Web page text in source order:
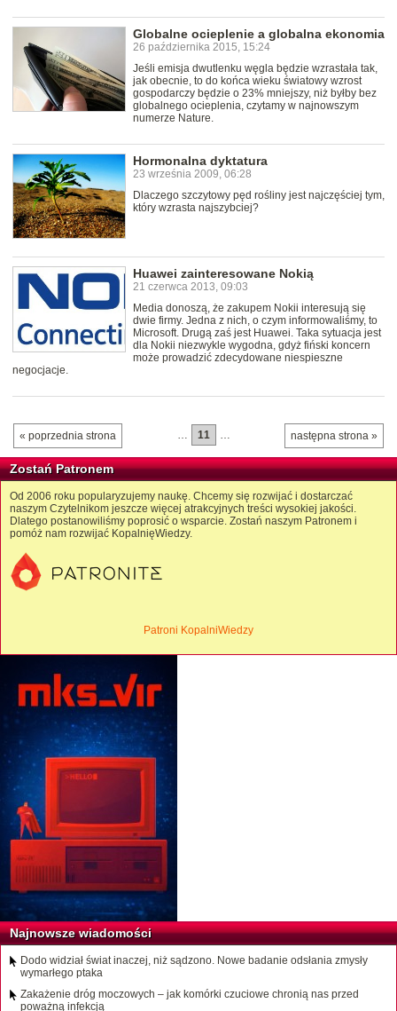
Globalne ocieplenie a globalna ekonomia
26 października 2015, 15:24
Jeśli emisja dwutlenku węgla będzie wzrastała tak,
jak obecnie, to do końca wieku światowy wzrost
gospodarczy będzie o 23% mniejszy, niż byłby bez
globalnego ocieplenia, czytamy w najnowszym
numerze Nature.
Hormonalna dyktatura
23 września 2009, 06:28
Dlaczego szczytowy pęd rośliny jest najczęściej tym,
który wzrasta najszybciej?
Huawei zainteresowane Nokią
21 czerwca 2013, 09:03
Media donoszą, że zakupem Nokii interesują się
dwie firmy. Jedna z nich, o czym informowaliśmy, to
Microsoft. Drugą zaś jest Huawei. Taka sytuacja jest
dla Nokii niezwykle wygodna, gdyż fiński koncern
może prowadzić zdecydowane niespieszne
negocjacje.
« poprzednia strona następna strona »
… 11 …
Zostań Patronem
Od 2006 roku popularyzujemy naukę. Chcemy się rozwijać i dostarczać
naszym Czytelnikom jeszcze więcej atrakcyjnych treści wysokiej jakości.
Dlatego postanowiliśmy poprosić o wsparcie. Zostań naszym Patronem i
pomóż nam rozwijać KopalnięWiedzy.
Patroni KopalniWiedzy
Najnowsze wiadomości
Dodo widział świat inaczej, niż sądzono. Nowe badanie odsłania zmysły
wymarłego ptaka
Zakażenie dróg moczowych – jak komórki czuciowe chronią nas przed
poważną infekcją